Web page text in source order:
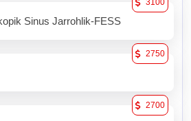
Sinus Jarrohlik-FESS
3100
2750
2700